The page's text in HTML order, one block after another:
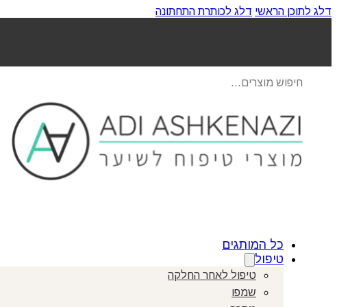
דלג לתוכן הראשי דלג לכותרת התחתונה
search
כל המותגים
טיפול
טיפול לאחר החלקה
שמפו